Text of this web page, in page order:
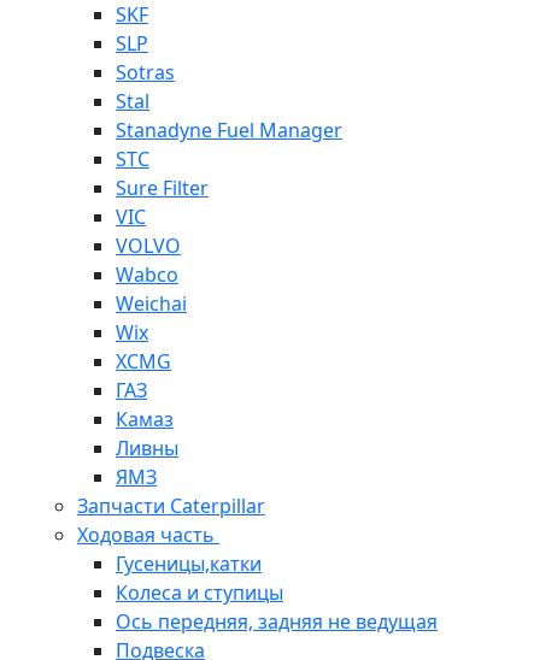
SKF
SLP
Sotras
Stal
Stanadyne Fuel Manager
STC
Sure Filter
VIC
VOLVO
Wabco
Weichai
Wix
XCMG
ГАЗ
Камаз
Ливны
ЯМЗ
Запчасти Caterpillar
Ходовая часть
Гусеницы,катки
Колеса и ступицы
Ось передняя, задняя не ведущая
Подвеска